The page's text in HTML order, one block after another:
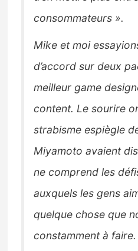
consommateurs ».
Mike et moi
d’accord sur deux
meilleur game
content. Le sourire
strabisme espiègle
Miyamoto avaient
ne comprend les
auxquels les gens
quelque chose que
constamment à